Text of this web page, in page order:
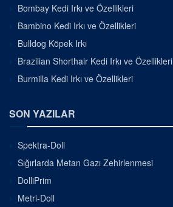
Bombay Kedi Irkı ve Özellikleri
Bambino Kedi Irkı ve Özellikleri
Bulldog Köpek Irkı
Brazilian Shorthair Kedi Irkı ve Özellikleri
Burmilla Kedi Irkı ve Özellikleri
SON YAZILAR
Spektra-Doll
Sığırlarda Metan Gazı Zehirlenmesi
DolliPrim
Metri-Doll